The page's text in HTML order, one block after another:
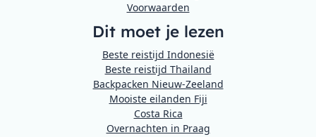
Voorwaarden
Dit moet je lezen
Beste reistijd Indonesië
Beste reistijd Thailand
Backpacken Nieuw-Zeeland
Mooiste eilanden Fiji
Costa Rica
Overnachten in Praag